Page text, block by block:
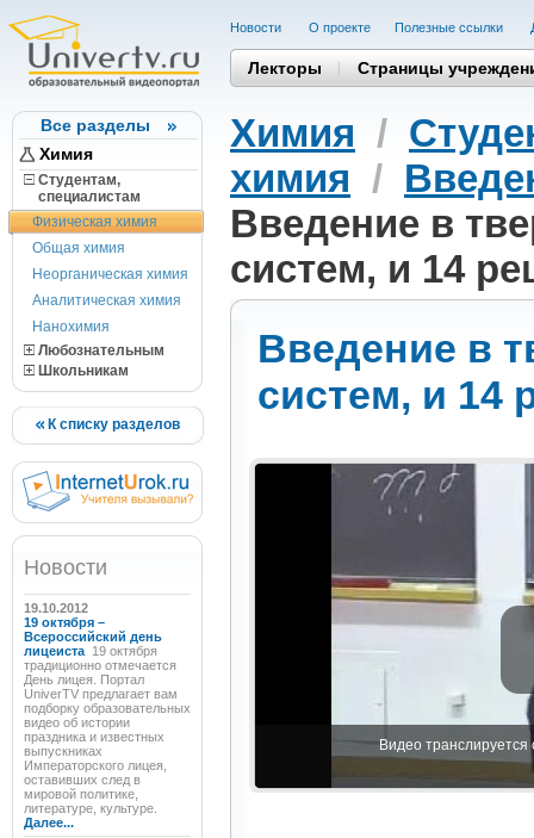
Все разделы
Химия
Студентам,
cпециалистам
Физическая химия
Общая химия
Неорганическая химия
Аналитическая химия
Нанохимия
Любознательным
Школьникам
К списку разделов
Новости
19.10.2012
19 октября –
Всероссийский день
лицеиста 19 октября
традиционно отмечается
День лицея. Портал
UniverTV предлагает вам
подборку образовательных
видео об истории
праздника и известных
выпускниках
Императорского лицея,
оставивших след в
мировой политике,
литературе, культуре.
Далее...
Новости О проекте Полезные cсылки
Лекторы Страницы
Химия /
химия /
Введение в
систем, и 14
Введение в
систем, и 14
Видео транслируется